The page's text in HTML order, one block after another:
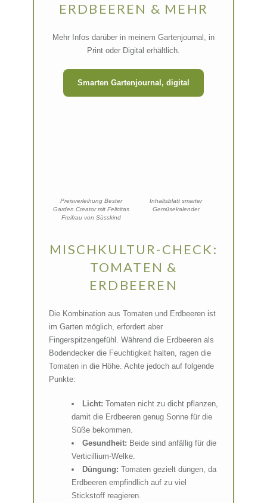
ERDBEEREN & MEHR
Mehr Infos darüber in meinem Gartenjournal, in
Print oder Digital erhältlich.
Smarten Gartenjournal, digital
Preisverleihung Bester
Garden Creator mit Felicitas
Freifrau von Süsskind
Inhaltsblatt smarter
Gemüsekalender
MISCHKULTUR-CHECK:
TOMATEN &
ERDBEEREN
Die Kombination aus Tomaten und Erdbeeren ist
im Garten möglich, erfordert aber
Fingerspitzengefühl. Während die Erdbeeren als
Bodendecker die Feuchtigkeit halten, ragen die
Tomaten in die Höhe. Achte jedoch auf folgende
Punkte:
Licht: Tomaten nicht zu dicht pflanzen,
damit die Erdbeeren genug Sonne für die
Süße bekommen.
Gesundheit: Beide sind anfällig für die
Verticillium-Welke.
Düngung: Tomaten gezielt düngen, da
Erdbeeren empfindlich auf zu viel
Stickstoff reagieren.